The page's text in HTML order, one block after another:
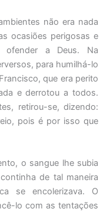
não era nada
ocasiões perigosas e
ofender a Deus. Na
para humilhá-lo
que era perito
e derrotou a todos.
retirou-se, dizendo:
pois é por isso que
o sangue lhe subia
de tal maneira
se encolerizava. O
lo com as tentações